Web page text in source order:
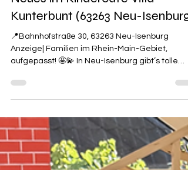
Julia
Neues im Kindercafé Villa
Kunterbunt (63263 Neu-Isenburg)
Anzeige| Familien im Rhein-Main-Gebiet,
aufgepasst! 🤩💫 In Neu-Isenburg gibt’s tolle
Neuigkeiten für Familien mit kleinen
🧸🫶🏼 Das liebevoll gestaltete Kindercafé Villa
Kunterbunt hat seine Räumlichkeiten erweitert